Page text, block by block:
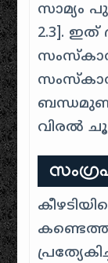
സാമ്യം
2.3 ]. ഇത്
വിരൽ